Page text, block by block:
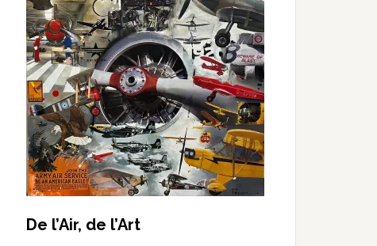
De l’Air, de l’Art